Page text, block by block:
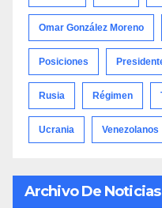
Omar González Moreno
Posiciones
Rusia Régimen
Ucrania Venezolanos
Archivo De Noticias